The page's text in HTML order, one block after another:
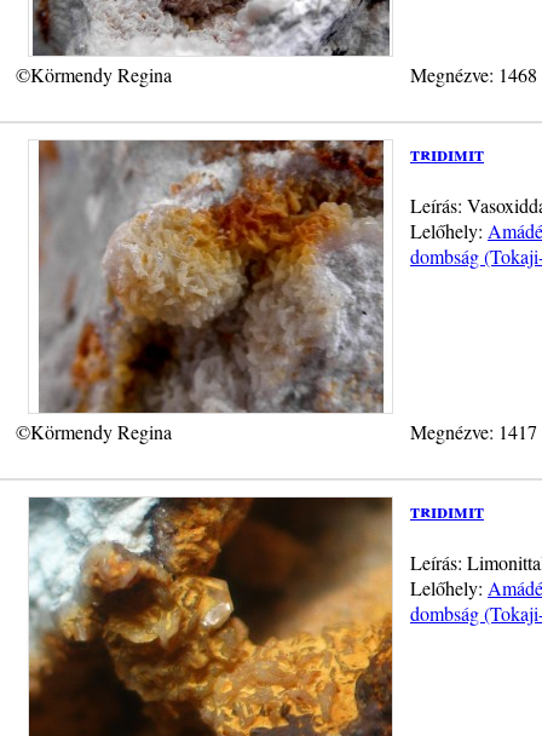
©Körmendy Regina Megnézve:
tridimit
Leírás:
Lelőhely:
dombság
©Körmendy Regina Megnézve:
tridimit
Leírás:
Lelőhely:
dombság